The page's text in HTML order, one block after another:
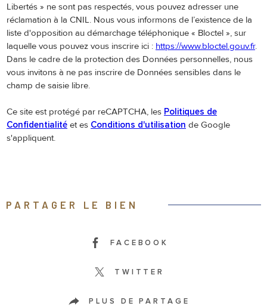
Libertés » ne sont pas respectés, vous pouvez adresser une
réclamation à la CNIL. Nous vous informons de l’existence de la
liste d'opposition au démarchage téléphonique « Bloctel », sur
laquelle vous pouvez vous inscrire ici : https://www.bloctel.gouv.fr.
Dans le cadre de la protection des Données personnelles, nous
vous invitons à ne pas inscrire de Données sensibles dans le
champ de saisie libre.
Ce site est protégé par reCAPTCHA, les Politiques de
Confidentialité et es Conditions d'utilisation de Google
s'appliquent.
PARTAGER LE BIEN
FACEBOOK
TWITTER
PLUS DE PARTAGE